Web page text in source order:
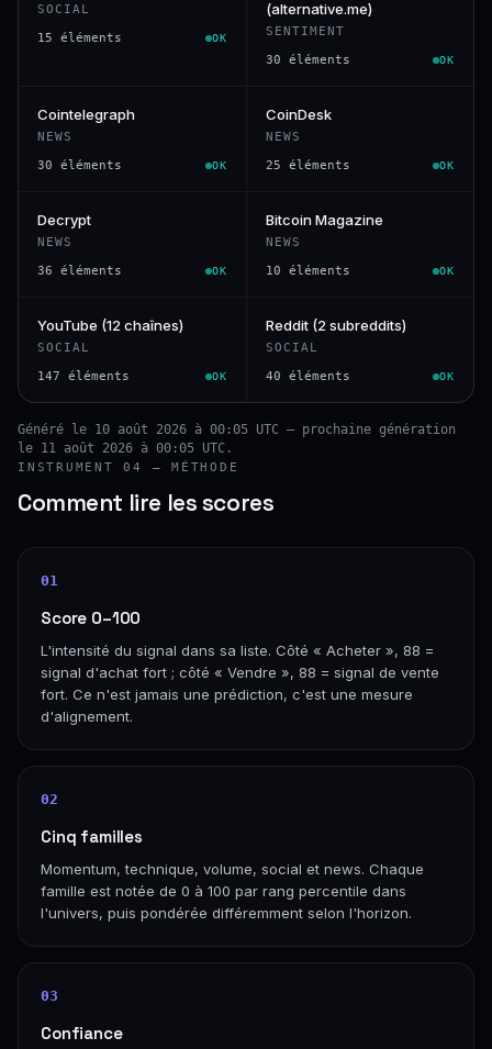
SOCIAL
15 éléments OK
(alternative.me)
SENTIMENT
30 éléments OK
Cointelegraph
NEWS
30 éléments OK
CoinDesk
NEWS
25 éléments OK
Decrypt
NEWS
36 éléments OK
Bitcoin Magazine
NEWS
10 éléments OK
YouTube (12 chaînes)
SOCIAL
147 éléments OK
Reddit (2 subreddits)
SOCIAL
40 éléments OK
Généré le 10 août 2026 à 00:05 UTC — prochaine génération
le 11 août 2026 à 00:05 UTC.
INSTRUMENT 04 — MÉTHODE
Comment lire les scores
01
Score 0–100
L'intensité du signal dans sa liste. Côté « Acheter », 88 =
signal d'achat fort ; côté « Vendre », 88 = signal de vente
fort. Ce n'est jamais une prédiction, c'est une mesure
d'alignement.
02
Cinq familles
Momentum, technique, volume, social et news. Chaque
famille est notée de 0 à 100 par rang percentile dans
l'univers, puis pondérée différemment selon l'horizon.
03
Confiance